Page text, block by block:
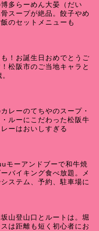
多らーめん大晏（だい
スープが絶品。餃子やめ
のセットメニューも
！お誕生日おめでとうご
松阪市のご当地キャラと
レーのてちやのスープ・
ルーにこだわった松阪牛
ーはおいしすぎる
モーアンドブーで和牛焼
バイキング食べ放題。メ
ステム、予約、駐車場に
山登山口とルートは。堀
は距離も短く初心者にお